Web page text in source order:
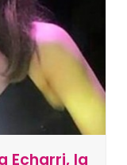
Echarri, la